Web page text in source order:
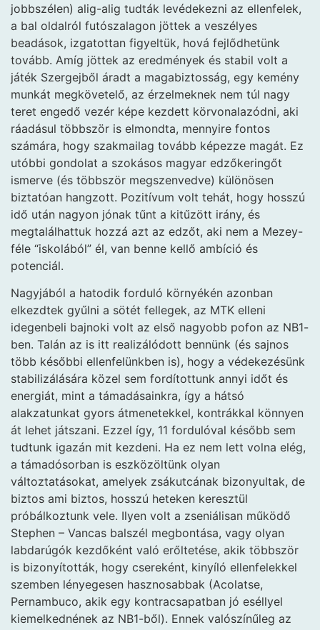
jobbszélen) alig-alig tudták levédekezni az ellenfelek,
a bal oldalról futószalagon jöttek a veszélyes
beadások, izgatottan figyeltük, hová fejlődhetünk
tovább. Amíg jöttek az eredmények és stabil volt a
játék Szergejből áradt a magabiztosság, egy kemény
munkát megkövetelő, az érzelmeknek nem túl nagy
teret engedő vezér képe kezdett körvonalazódni, aki
ráadásul többször is elmondta, mennyire fontos
számára, hogy szakmailag tovább képezze magát. Ez
utóbbi gondolat a szokásos magyar edzőkeringőt
ismerve (és többször megszenvedve) különösen
biztatóan hangzott. Pozitívum volt tehát, hogy hosszú
idő után nagyon jónak tűnt a kitűzött irány, és
megtalálhattuk hozzá azt az edzőt, aki nem a Mezey-
féle “iskolából” él, van benne kellő ambíció és
potenciál.
Nagyjából a hatodik forduló környékén azonban
elkezdtek gyűlni a sötét fellegek, az MTK elleni
idegenbeli bajnoki volt az első nagyobb pofon az NB1-
ben. Talán az is itt realizálódott bennünk (és sajnos
több későbbi ellenfelünkben is), hogy a védekezésünk
stabilizálására közel sem fordítottunk annyi időt és
energiát, mint a támadásainkra, így a hátsó
alakzatunkat gyors átmenetekkel, kontrákkal könnyen
át lehet játszani. Ezzel így, 11 fordulóval később sem
tudtunk igazán mit kezdeni. Ha ez nem lett volna elég,
a támadósorban is eszközöltünk olyan
változtatásokat, amelyek zsákutcának bizonyultak, de
biztos ami biztos, hosszú heteken keresztül
próbálkoztunk vele. Ilyen volt a zseniálisan működő
Stephen – Vancas balszél megbontása, vagy olyan
labdarúgók kezdőként való erőltetése, akik többször
is bizonyították, hogy csereként, kinyíló ellenfelekkel
szemben lényegesen hasznosabbak (Acolatse,
Pernambuco, akik egy kontracsapatban jó eséllyel
kiemelkednének az NB1-ből). Ennek valószínűleg az